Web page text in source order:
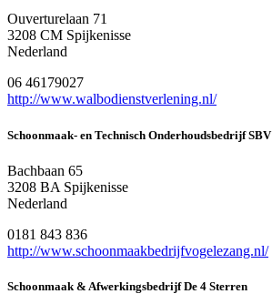
Ouverturelaan 71
3208 CM Spijkenisse
Nederland
06 46179027
http://www.walbodienstverlening.nl/
Schoonmaak- en Technisch Onderhoudsbedrijf SBV
Bachbaan 65
3208 BA Spijkenisse
Nederland
0181 843 836
http://www.schoonmaakbedrijfvogelezang.nl/
Schoonmaak & Afwerkingsbedrijf De 4 Sterren